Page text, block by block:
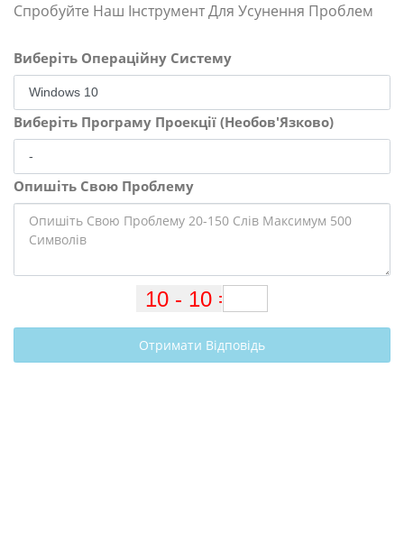
Спробуйте Наш Інструмент Для Усунення Проблем
Виберіть Операційну Систему
Виберіть Програму Проекції (Необов'Язково)
Опишіть Свою Проблему
Отримати Відповідь